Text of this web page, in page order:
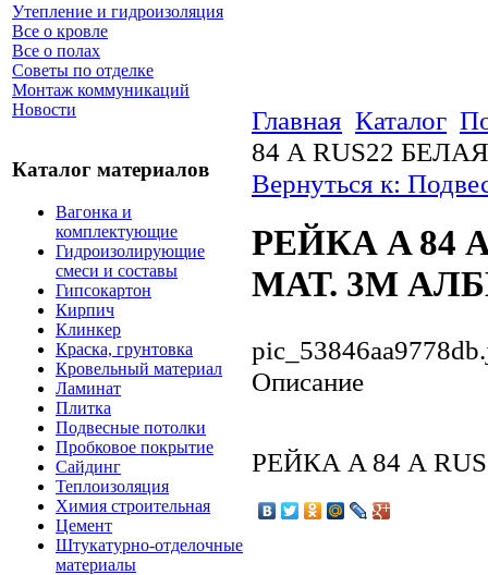
Утепление и гидроизоляция
Все о кровле
Все о полах
Советы по отделке
Монтаж коммуникаций
Новости
Каталог материалов
Вагонка и
комплектующие
Гидроизолирующие
смеси и составы
Гипсокартон
Кирпич
Клинкер
Краска, грунтовка
Кровельный материал
Ламинат
Плитка
Подвесные потолки
Пробковое покрытие
Сайдинг
Теплоизоляция
Химия строительная
Цемент
Штукатурно-отделочные
материалы
Главная Каталог
84 А RUS22
Вернуться к:
РЕЙКА A 84
МАТ. 3М
Описание
РЕЙКА A 84 А